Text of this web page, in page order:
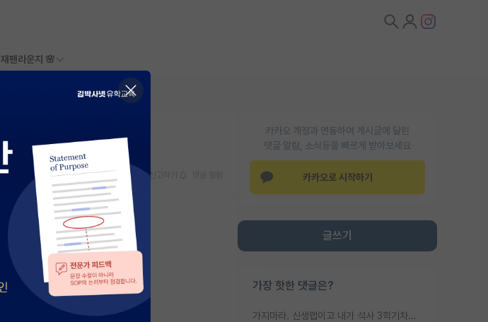
재팬라운지 🌸
카카오 계정과 연동하여 게시글에 달린
댓글 알람, 소식등을 빠르게 받아보세요
카카오로 시작하기
글쓰기
가장 핫한 댓글은?
가지마라. 신생랩이고 내가 석사 3학기차인데 최고참인데 나도 아무것도 모르는데 교수가 후배들 왜 논문 교육 안시키냐. 논문 왜 안 써오냐 닦달한다
스크랩 신고하기